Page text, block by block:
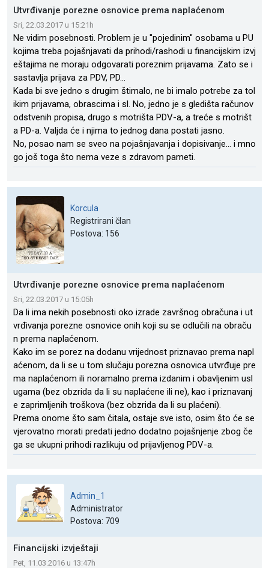
Utvrđivanje porezne osnovice prema naplaćenom
Sri, 22.03.2017 u 15:21h
Ne vidim posebnosti. Problem je u "pojedinim" osobama u PU
kojima treba pojašnjavati da prihodi/rashodi u financijskim izvj
eštajima ne moraju odgovarati poreznim prijavama. Zato se i
sastavlja prijava za PDV, PD...
Kada bi sve jedno s drugim štimalo, ne bi imalo potrebe za tol
ikim prijavama, obrascima i sl. No, jedno je s gledišta računov
odstvenih propisa, drugo s motrišta PDV-a, a treće s motrišt
a PD-a. Valjda će i njima to jednog dana postati jasno.
No, posao nam se sveo na pojašnjavanja i dopisivanje... i mno
go još toga što nema veze s zdravom pameti.
Korcula
Registrirani član
Postova: 156
Utvrđivanje porezne osnovice prema naplaćenom
Sri, 22.03.2017 u 15:05h
Da li ima nekih posebnosti oko izrade završnog obračuna i ut
vrđivanja porezne osnovice onih koji su se odlučili na obraču
n prema naplaćenom.
Kako im se porez na dodanu vrijednost priznavao prema napl
aćenom, da li se u tom slučaju porezna osnovica utvrđuje pre
ma naplaćenom ili noramalno prema izdanim i obavljenim usl
ugama (bez obzrida da li su naplaćene ili ne), kao i priznavanj
e zaprimljenih troškova (bez obzrida da li su plaćeni).
Prema onome što sam čitala, ostaje sve isto, osim što će se
vjerovatno morati predati jedno dodatno pojašnjenje zbog če
ga se ukupni prihodi razlikuju od prijavljenog PDV-a.
Admin_1
Administrator
Postova: 709
Financijski izvještaji
Pet, 11.03.2016 u 13:47h